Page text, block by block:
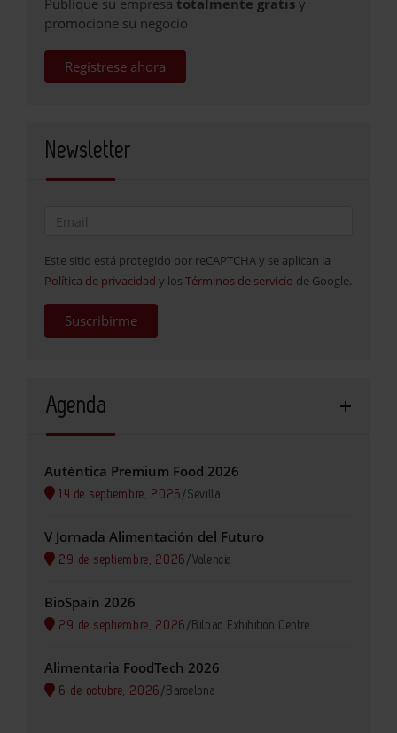
Publique su empresa totalmente gratis y
promocione su negocio
Regístrese ahora
Newsletter
Este sitio está protegido por reCAPTCHA y se aplican la
Política de privacidad y los Términos de servicio de Google.
Suscribirme
Agenda
Auténtica Premium Food 2026
14 de septiembre, 2026 /Sevilla
V Jornada Alimentación del Futuro
29 de septiembre, 2026 /Valencia
BioSpain 2026
29 de septiembre, 2026 / Bilbao Exhibition Centre
Alimentaria FoodTech 2026
6 de octubre, 2026 / Barcelona